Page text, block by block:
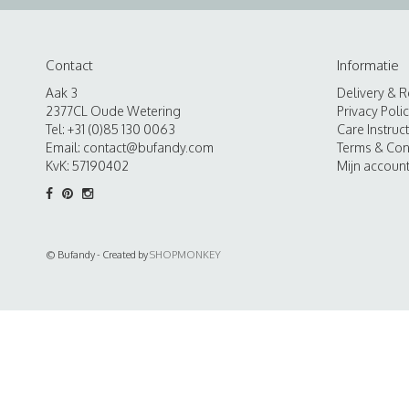
Contact
Aak 3
2377CL Oude Wetering
Tel: +31 (0)85 130 0063
Email: contact@bufandy.com
KvK: 57190402
Informatie
Delivery &
Privacy
Care
Terms &
Mijn account
© Bufandy - Created bySHOPMONKEY